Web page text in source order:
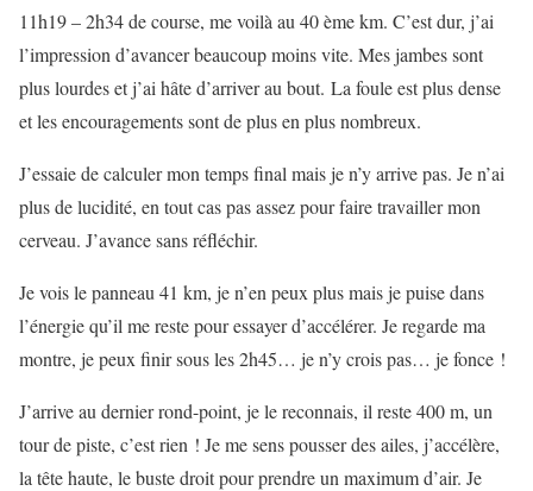
11h19 – 2h34 de course, me voilà au 40 ème km. C’est dur, j’ai
l’impression d’avancer beaucoup moins vite. Mes jambes sont
plus lourdes et j’ai hâte d’arriver au bout. La foule est plus dense
et les encouragements sont de plus en plus nombreux.
J’essaie de calculer mon temps final mais je n’y arrive pas. Je n’ai
plus de lucidité, en tout cas pas assez pour faire travailler mon
cerveau. J’avance sans réfléchir.
Je vois le panneau 41 km, je n’en peux plus mais je puise dans
l’énergie qu’il me reste pour essayer d’accélérer. Je regarde ma
montre, je peux finir sous les 2h45… je n’y crois pas… je fonce !
J’arrive au dernier rond-point, je le reconnais, il reste 400 m, un
tour de piste, c’est rien ! Je me sens pousser des ailes, j’accélère,
la tête haute, le buste droit pour prendre un maximum d’air. Je